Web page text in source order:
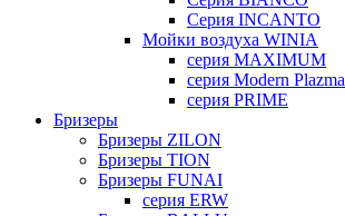
Серия INCANTO
Мойки воздуха WINIA
серия MAXIMUM
серия Modern Plazma
серия PRIME
Бризеры
Бризеры ZILON
Бризеры TION
Бризеры FUNAI
серия ERW